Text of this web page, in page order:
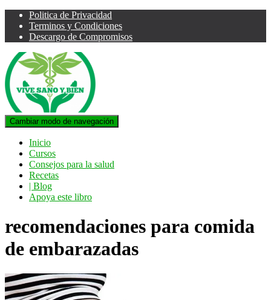
Politica de Privacidad
Terminos y Condiciones
Descargo de Compromisos
Cambiar modo de navegación
Inicio
Cursos
Consejos para la salud
Recetas
| Blog
Apoya este libro
recomendaciones para comida
de embarazadas